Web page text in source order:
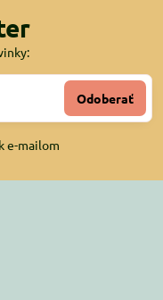
Odoberať
e-mailom